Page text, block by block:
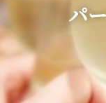
パ